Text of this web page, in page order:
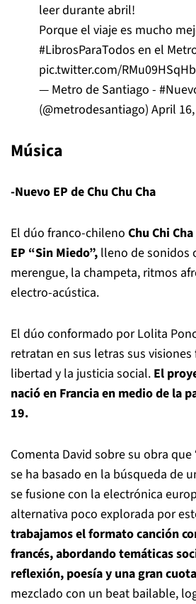
leer durante abril!
Porque el viaje es mucho
#LibrosParaTodos en el
pic.twitter.com/RMu09HSqHb
— Metro de Santiago -
(@metrodesantiago) April
Música
-Nuevo EP de Chu Chu Cha
El dúo franco-chileno Chu Chi
EP “Sin Miedo”, lleno de sonidos
merengue, la champeta, ritmos
electro-acústica.
El dúo conformado por Lolita
retratan en sus letras sus
libertad y la justicia social. El
nació en Francia en medio de la
19.
Comenta David sobre su obra
se ha basado en la búsqueda de
se fusione con la electrónica
alternativa poco explorada por
trabajamos el formato canción
francés, abordando temáticas
reflexión, poesía y una gran
mezclado con un beat bailable,